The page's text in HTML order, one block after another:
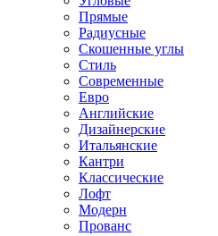
Прямые
Радиусные
Скошенные углы
Стиль
Современные
Евро
Английские
Дизайнерские
Итальянские
Кантри
Классические
Лофт
Модерн
Прованс